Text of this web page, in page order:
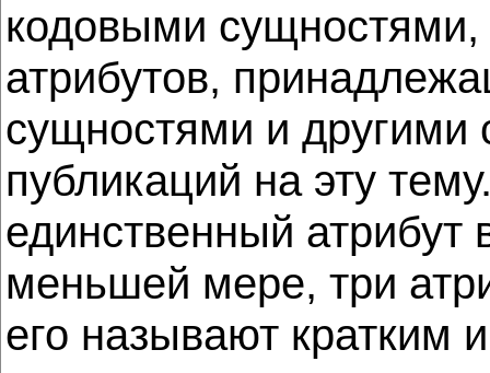
кодовыми сущностями,
атрибутов,
сущностями и другими
публикаций на эту
единственный атрибут
меньшей мере, три
его называют кратким